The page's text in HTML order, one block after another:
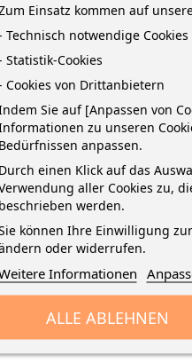
G/qm · 20 Blatt / 10
Farben · DIN A4
Tonpapier · 130 g/qm
· 20 Blatt / 10 Farben (je 2
x rot,...
AKTUELL NICHT VERFÜGBAR
Einsatz kommen auf
Technisch notwendige Cookies
Statistik-Cookies
Cookies von Drittanbietern
Sie auf [Anpassen von
zu unseren
Bedürfnissen anpassen.
Durch einen Klick auf das
aller Cookies zu,
beschrieben werden.
können Ihre Einwilligung
oder widerrufen.
Informationen
ALLE ABLEHNEN